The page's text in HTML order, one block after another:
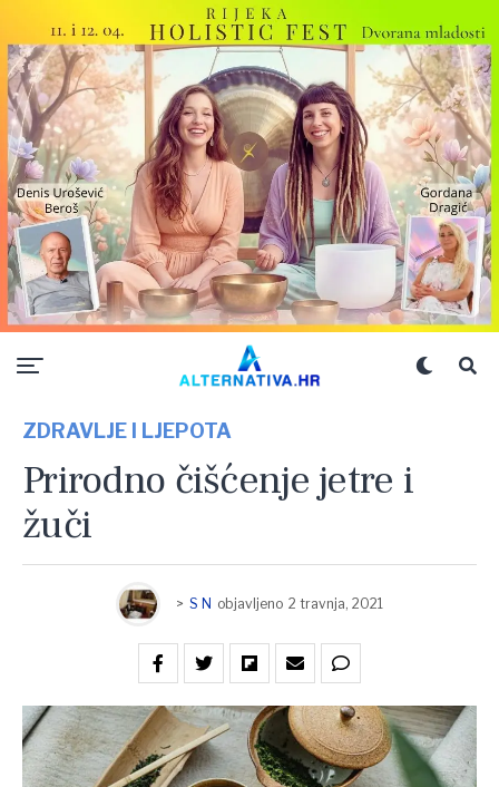
ZDRAVLJE I LJEPOTA
Prirodno čišćenje jetre i
žuči
> S N objavljeno 2 travnja, 2021